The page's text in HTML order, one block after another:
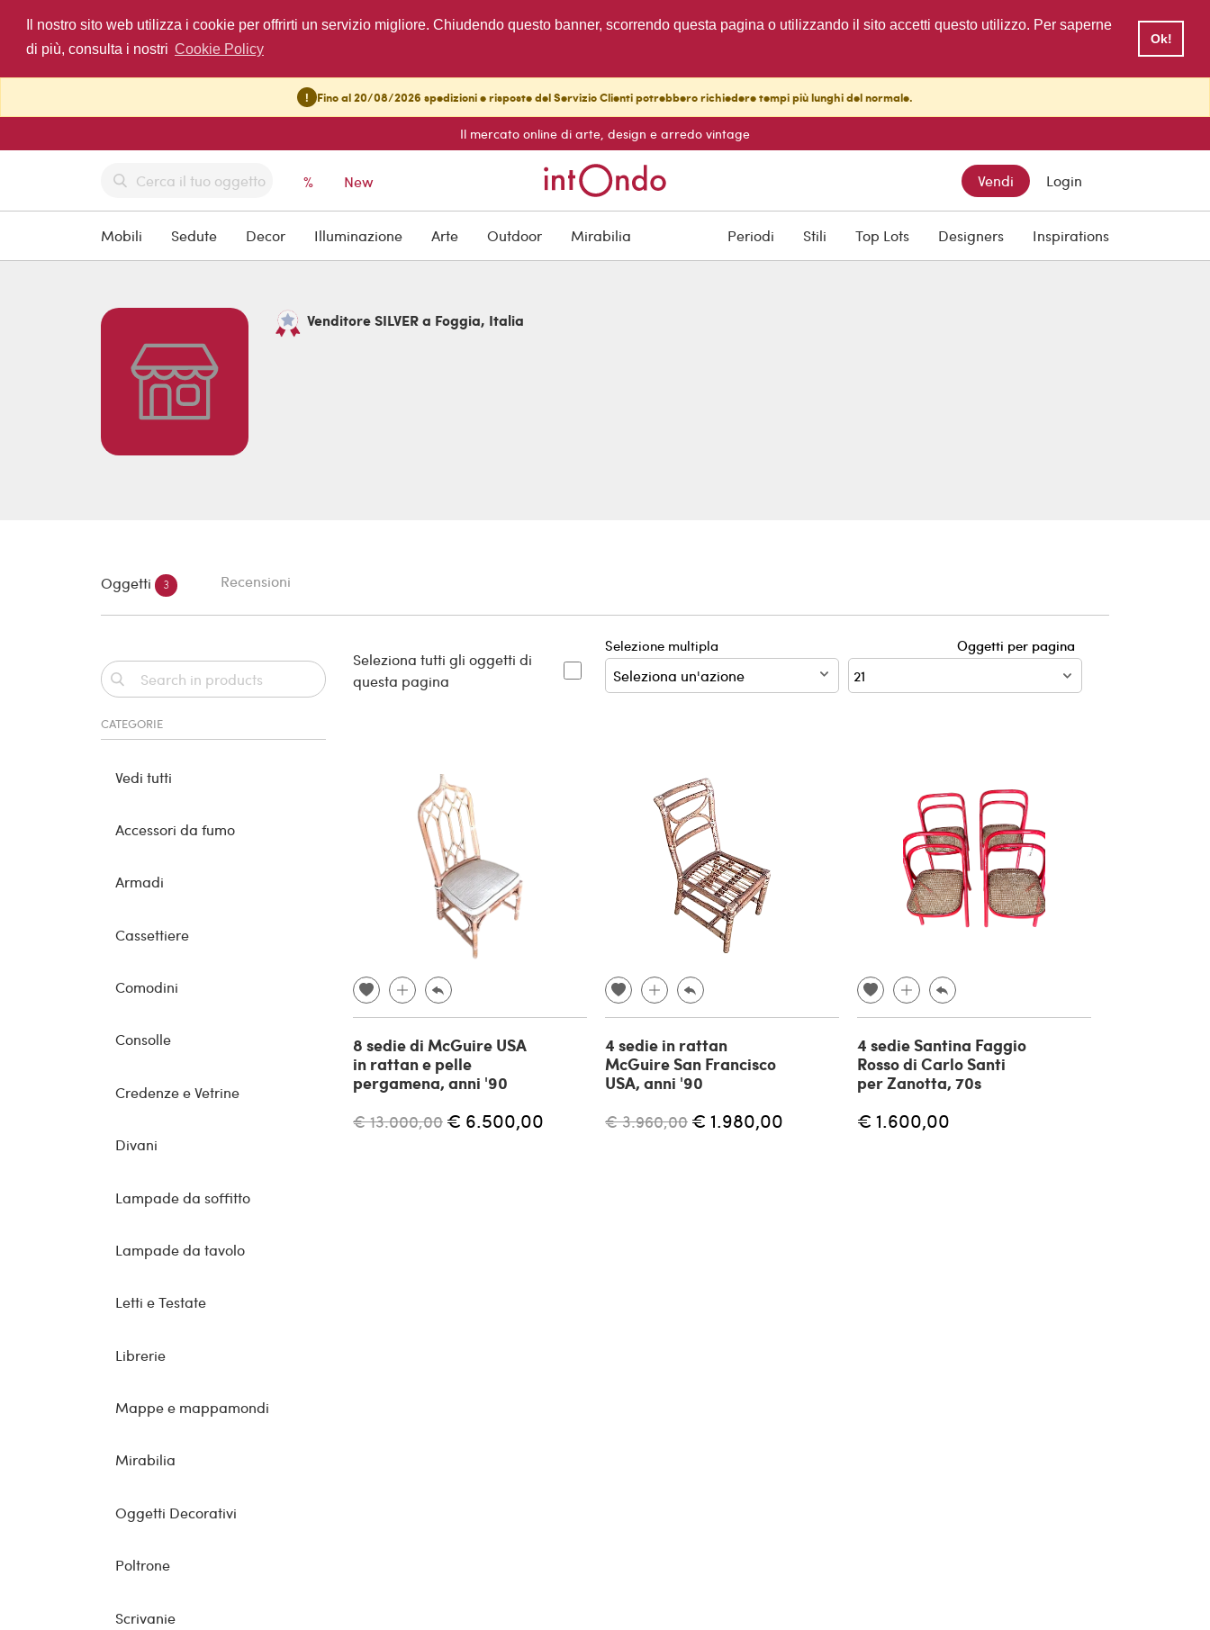
Il nostro sito web utilizza i cookie per offrirti un servizio migliore. Chiudendo questo banner, scorrendo questa pagina o utilizzando il sito accetti questo utilizzo. Per saperne
di più, consulta i nostri Cookie Policy
Ok!
! Fino al 20/08/2026 spedizioni e risposte del Servizio Clienti potrebbero richiedere tempi più lunghi del normale.
Il mercato online di arte, design e arredo vintage
% New Vendi Login
Mobili Sedute Decor Illuminazione Arte Outdoor Mirabilia Periodi Stili Top Lots Designers Inspirations
Venditore SILVER a Foggia, Italia
Oggetti 3 Recensioni
CATEGORIE
Vedi tutti
Accessori da fumo
Armadi
Cassettiere
Comodini
Consolle
Credenze e Vetrine
Divani
Lampade da soffitto
Lampade da tavolo
Letti e Testate
Librerie
Mappe e mappamondi
Mirabilia
Oggetti Decorativi
Poltrone
Scrivanie
Seleziona tutti gli oggetti di
questa pagina
Selezione multipla Oggetti per pagina
8 sedie di McGuire USA
in rattan e pelle
pergamena, anni '90
€ 13.000,00 € 6.500,00
4 sedie in rattan
McGuire San Francisco
USA, anni '90
€ 3.960,00 € 1.980,00
4 sedie Santina Faggio
Rosso di Carlo Santi
per Zanotta, 70s
€ 1.600,00